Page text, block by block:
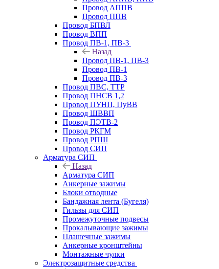
Провод АППВ
Провод ППВ
Провод БПВЛ
Провод ВПП
Провод ПВ-1, ПВ-3
Назад
Провод ПВ-1, ПВ-3
Провод ПВ-1
Провод ПВ-3
Провод ПВС, ТТР
Провод ПНСВ 1,2
Провод ПУНП, ПуВВ
Провод ШВВП
Провод ПЭТВ-2
Провод РКГМ
Провод РПШ
Провод СИП
Арматура СИП
Назад
Арматура СИП
Анкерные зажимы
Блоки отводные
Бандажная лента (Бугеля)
Гильзы для СИП
Промежуточные подвесы
Прокалывающие зажимы
Плашечные зажимы
Анкерные кронштейны
Монтажные чулки
Электрозащитные средства